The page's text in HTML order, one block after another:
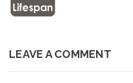
LEAVE A COMMENT